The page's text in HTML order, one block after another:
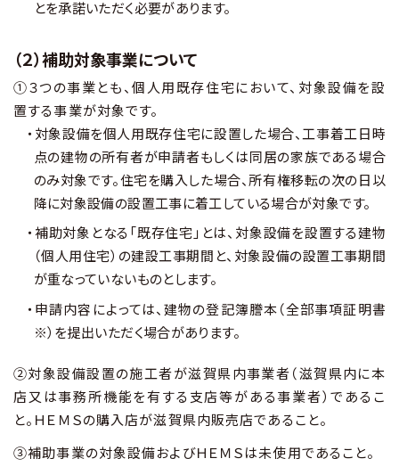
とを承諾いただく必要があります。
（２）補助対象事業について
①３つの事業とも、個人用既存住宅において、対象設備を設
置する事業が対象です。
・対象設備を個人用既存住宅に設置した場合、工事着工日時
点の建物の所有者が申請者もしくは同居の家族である場合
のみ対象です。住宅を購入した場合、所有権移転の次の日以
降に対象設備の設置工事に着工している場合が対象です。
・補助対象となる「既存住宅」とは、対象設備を設置する建物
（個人用住宅）の建設工事期間と、対象設備の設置工事期間
が重なっていないものとします。
・申請内容によっては、建物の登記簿謄本（全部事項証明書
※）を提出いただく場合があります。
②対象設備設置の施工者が滋賀県内事業者（滋賀県内に本
店又は事務所機能を有する支店等がある事業者）であるこ
と。ＨＥＭＳの購入店が滋賀県内販売店であること。
③補助事業の対象設備およびＨＥＭＳは未使用であること。